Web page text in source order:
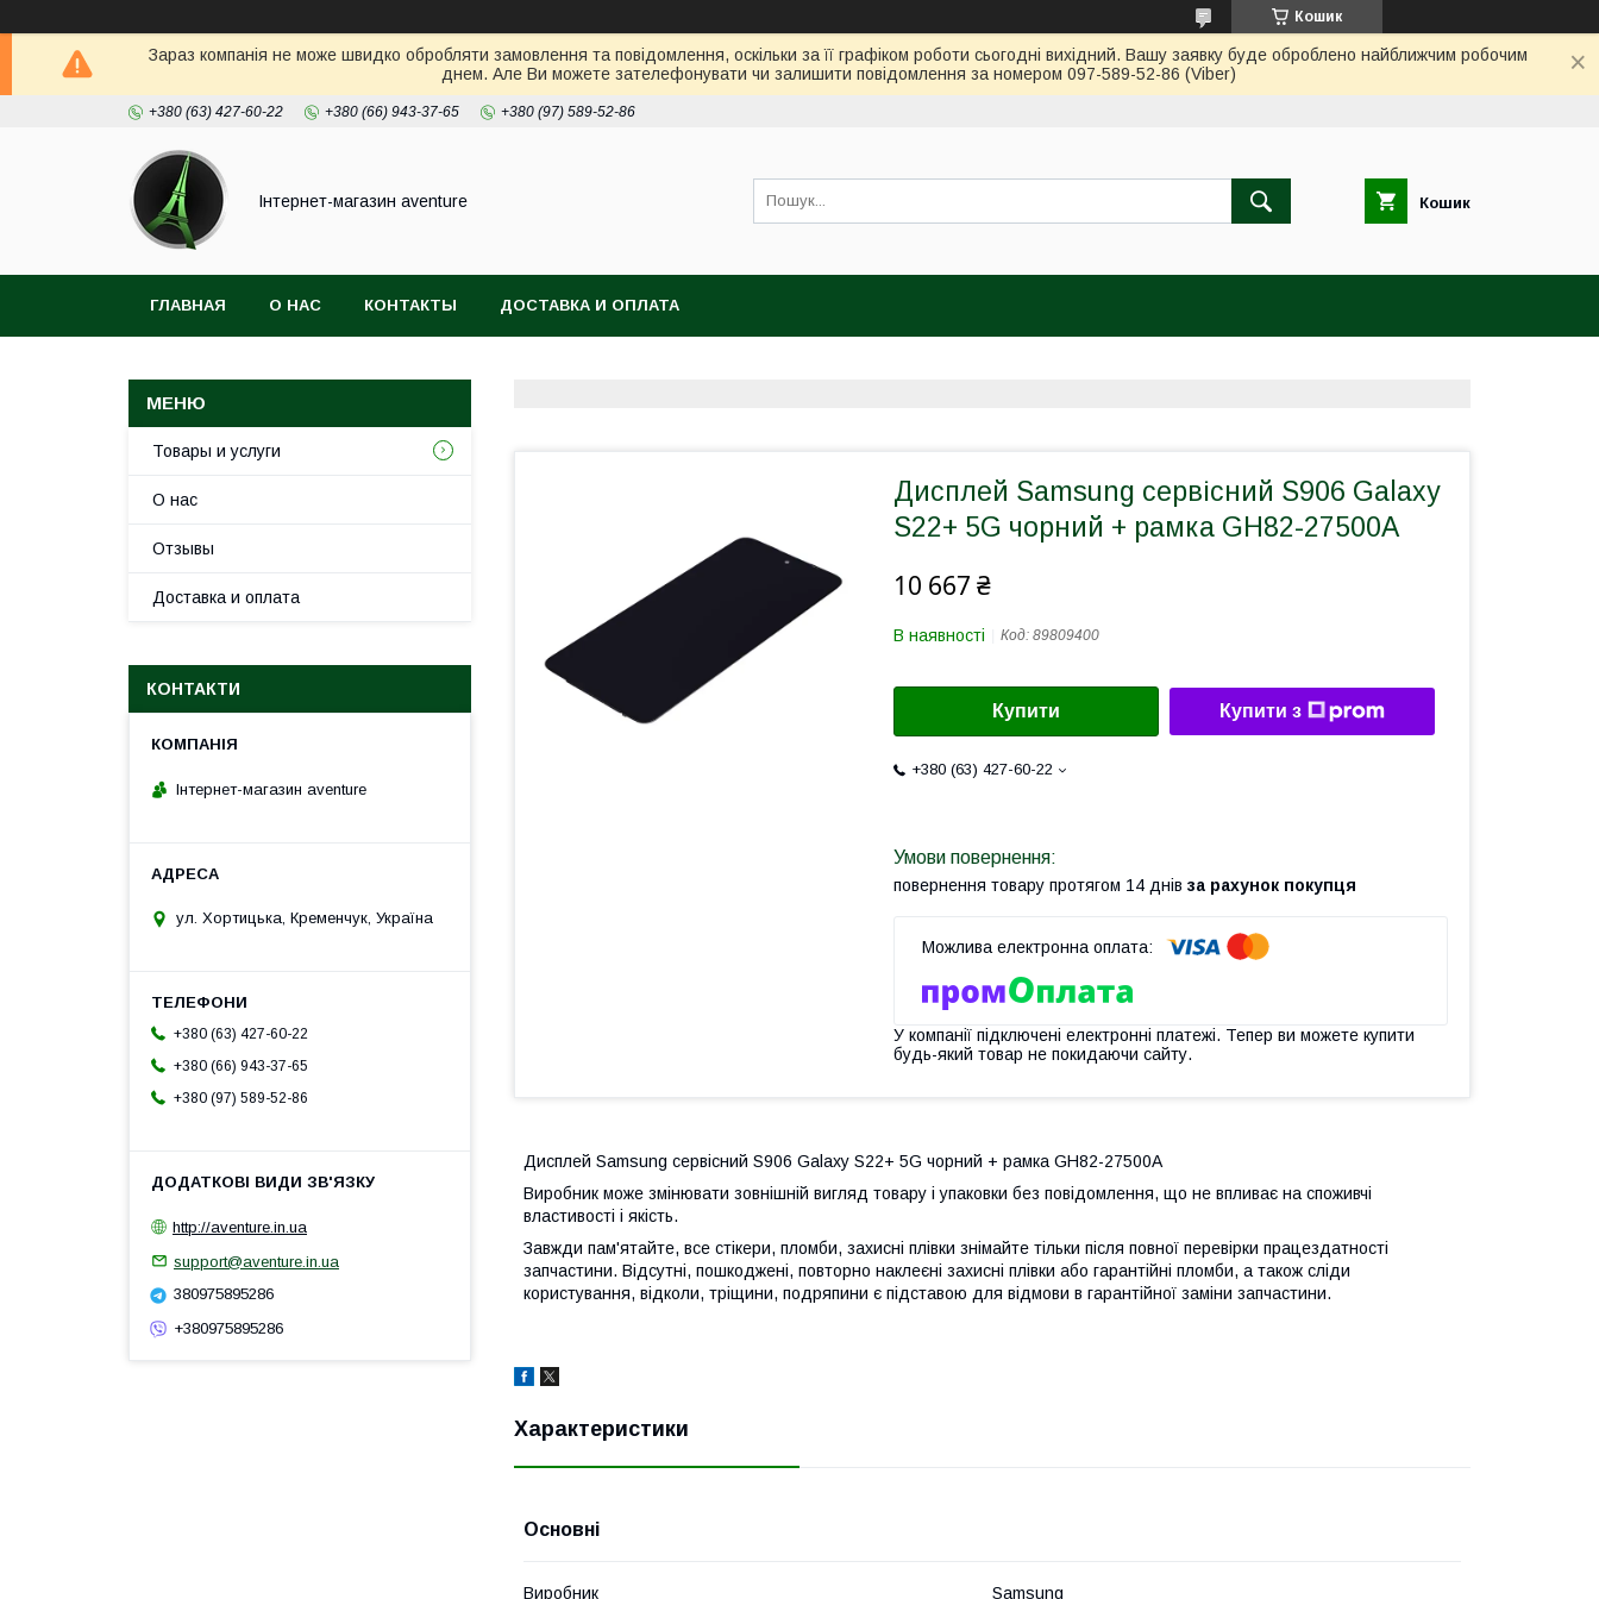
Кошик
Зараз компанія не може швидко обробляти замовлення та повідомлення, оскільки за її графіком роботи сьогодні вихідний. Вашу заявку буде оброблено найближчим робочим
днем. Але Ви можете зателефонувати чи залишити повідомлення за номером 097-589-52-86 (Viber)
+380 (63) 427-60-22 +380 (66) 943-37-65 +380 (97) 589-52-86
Інтернет-магазин aventure Кошик
ГЛАВНАЯ О НАС КОНТАКТЫ ДОСТАВКА И ОПЛАТА
Дисплей Samsung сервісний S906 Galaxy
S22+ 5G чорний + рамка GH82-27500A
10 667 ₴
В наявності Код: 89809400
Купити Купити з
+380 (63) 427-60-22
повернення товару протягом 14 днів за рахунок покупця
У компанії підключені електронні платежі. Тепер ви можете купити
будь-який товар не покидаючи сайту.
Дисплей Samsung сервісний S906 Galaxy S22+ 5G чорний + рамка GH82-27500A
Виробник може змінювати зовнішній вигляд товару і упаковки без повідомлення, що не впливає на споживчі
властивості і якість.
Завжди пам'ятайте, все стікери, пломби, захисні плівки знімайте тільки після повної перевірки працездатності
запчастини. Відсутні, пошкоджені, повторно наклеєні захисні плівки або гарантійні пломби, а також сліди
користування, відколи, тріщини, подряпини є підставою для відмови в гарантійної заміни запчастини.
Характеристики
Основні
Виробник Samsung
Товары и услуги
О нас
Отзывы
Доставка и оплата
КОНТАКТИ
Інтернет-магазин aventure
ул. Хортицька, Кременчук, Україна
+380 (63) 427-60-22
+380 (66) 943-37-65
+380 (97) 589-52-86
http://aventure.in.ua
support@aventure.in.ua
380975895286
+380975895286